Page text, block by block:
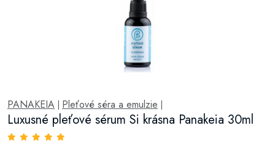
PANAKEIA | Pleťové séra a emulzie |
Luxusné pleťové sérum Si krásna Panakeia 30ml